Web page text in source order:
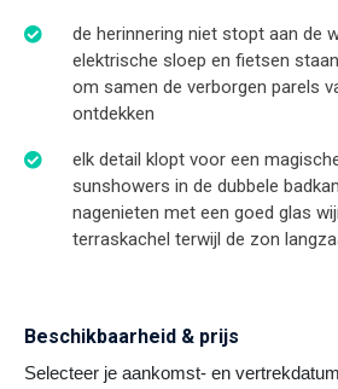
de herinnering niet stopt aan de
elektrische sloep en fietsen
om samen de verborgen parels
ontdekken
elk detail klopt voor een
sunshowers in de dubbele
nagenieten met een goed glas
terraskachel terwijl de zon
Beschikbaarheid & prijs
Selecteer je aankomst- en